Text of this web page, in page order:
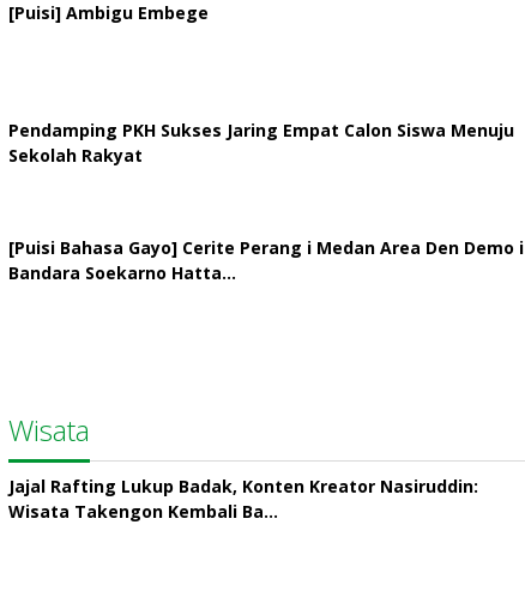
[Puisi] Ambigu Embege
Pendamping PKH Sukses Jaring Empat Calon Siswa Menuju
Sekolah Rakyat
[Puisi Bahasa Gayo] Cerite Perang i Medan Area Den Demo i
Bandara Soekarno Hatta…
Wisata
Jajal Rafting Lukup Badak, Konten Kreator Nasiruddin:
Wisata Takengon Kembali Ba…